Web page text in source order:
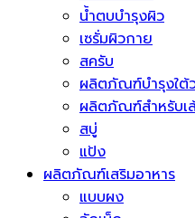
น้ำตบบำรุงผิว
เซรั่มผิวกาย
สครับ
ผลิตภัณฑ์บำรุงใต้
ผลิตภัณฑ์สำหรับเ
สบู่
แป้ง
ผลิตภัณฑ์เสริมอาหาร
แบบผง